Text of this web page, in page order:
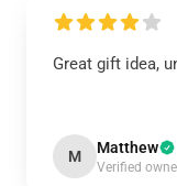
Great gift idea,
M Matthew
Verified